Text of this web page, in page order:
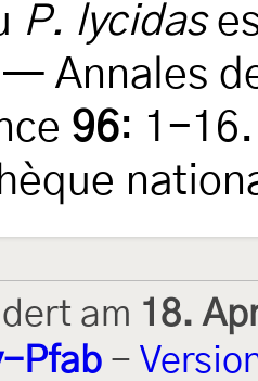
P. lycidas
— Annales
96: 1-
am 18.
Pfab -